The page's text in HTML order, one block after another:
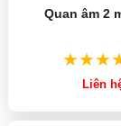
Quan âm 2
Liên